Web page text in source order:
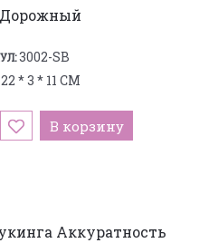
3002-SB
* 3 * 11 СМ
В корзину
Аккуратность